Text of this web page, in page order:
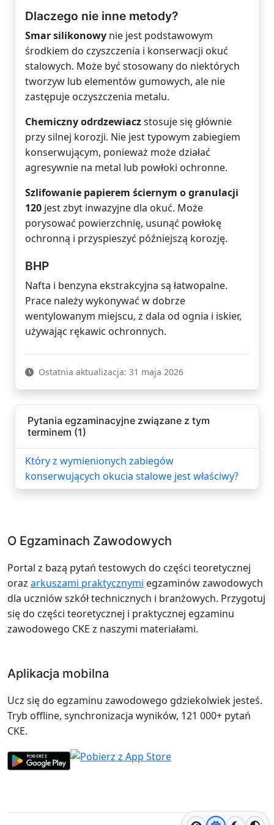
Dlaczego nie inne metody?
Smar silikonowy nie jest podstawowym
środkiem do czyszczenia i konserwacji okuć
stalowych. Może być stosowany do niektórych
tworzyw lub elementów gumowych, ale nie
zastępuje oczyszczenia metalu.
Chemiczny odrdzewiaczstosuje się głównie
przy silnej korozji. Nie jest typowym zabiegiem
konserwującym, ponieważ może działać
agresywnie na metal lub powłoki ochronne.
Szlifowanie papierem ściernym o granulacji
120 jest zbyt inwazyjne dla okuć. Może
porysować powierzchnię, usunąć powłokę
ochronną i przyspieszyć późniejszą korozję.
BHP
Nafta i benzyna ekstrakcyjna są łatwopalne.
Prace należy wykonywać w dobrze
wentylowanym miejscu, z dala od ognia i iskier,
używając rękawic ochronnych.
Ostatnia aktualizacja: 31 maja 2026
Pytania egzaminacyjne związane z tym
terminem (1)
Który z wymienionych zabiegów
konserwujących okucia stalowe jest właściwy?
O Egzaminach Zawodowych
Portal z bazą pytań testowych do części teoretycznej
oraz arkuszami praktycznymi egzaminów zawodowych
dla uczniów szkół technicznych i branżowych. Przygotuj
się do części teoretycznej i praktycznej egzaminu
zawodowego CKE z naszymi materiałami.
Aplikacja mobilna
Ucz się do egzaminu zawodowego gdziekolwiek jesteś.
Tryb offline, synchronizacja wyników, 121 000+ pytań
CKE.